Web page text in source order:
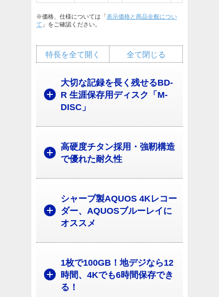
※価格、仕様については「 表示価格と商品全般につい
て 」をご確認ください。
全て閉じる
特長を全て開く
大切な記録を長く残せるBD-
R 生涯保存用ディスク「M-
DISC」
高硬度チタン採用・強靭構造
で優れた耐久性
シャープ製AQUOS 4Kレコー
ダー、AQUOSブルーレイに
オススメ
1枚で100GB！地デジなら12
時間、4Kでも6時間保存でき
る！